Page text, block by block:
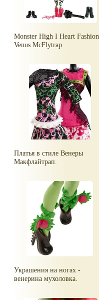
Monster High I Heart Fashion
Venus McFlytrap
Платья в стиле Венеры
Макфлайтрап.
Украшения на ногах -
венерина мухоловка.